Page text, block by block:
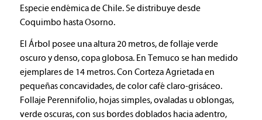
Especie endémica de Chile. Se distribuye desde
Coquimbo hasta Osorno.
El Árbol posee una altura 20 metros, de follaje verde
oscuro y denso, copa globosa. En Temuco se han medido
ejemplares de 14 metros. Con Corteza Agrietada en
pequeñas concavidades, de color café claro-grisáceo.
Follaje Perennifolio, hojas simples, ovaladas u oblongas,
verde oscuras, con sus bordes doblados hacia adentro,